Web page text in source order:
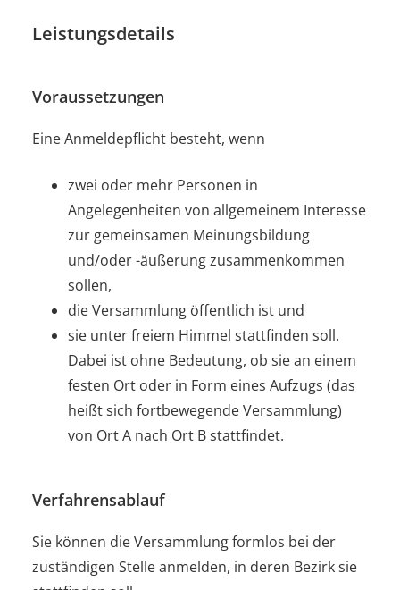
Leistungsdetails
Voraussetzungen
Eine Anmeldepflicht besteht, wenn
zwei oder mehr Personen in
Angelegenheiten von allgemeinem Interesse
zur gemeinsamen Meinungsbildung
und/oder -äußerung zusammenkommen
sollen,
die Versammlung öffentlich ist und
sie unter freiem Himmel stattfinden soll.
Dabei ist ohne Bedeutung, ob sie an einem
festen Ort oder in Form eines Aufzugs (das
heißt sich fortbewegende Versammlung)
von Ort A nach Ort B stattfindet.
Verfahrensablauf
Sie können die Versammlung formlos bei der
zuständigen Stelle anmelden, in deren Bezirk sie